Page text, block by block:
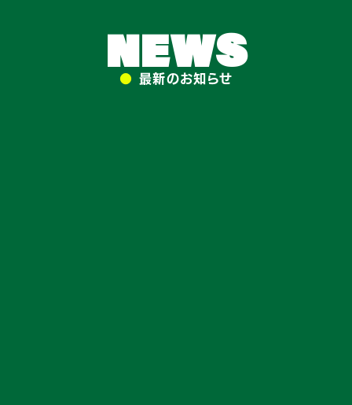
NEWS
● 最新のお知らせ